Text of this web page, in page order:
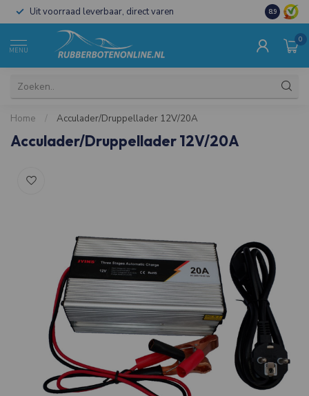
Uit voorraad leverbaar, direct varen Al 15 jaar
8.9
MENU
0
Home / Acculader/Druppellader 12V/20A
Acculader/Druppellader 12V/20A